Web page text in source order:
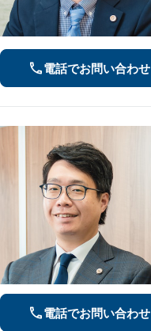
電話でお問い合わせ
電話でお問い合わせ